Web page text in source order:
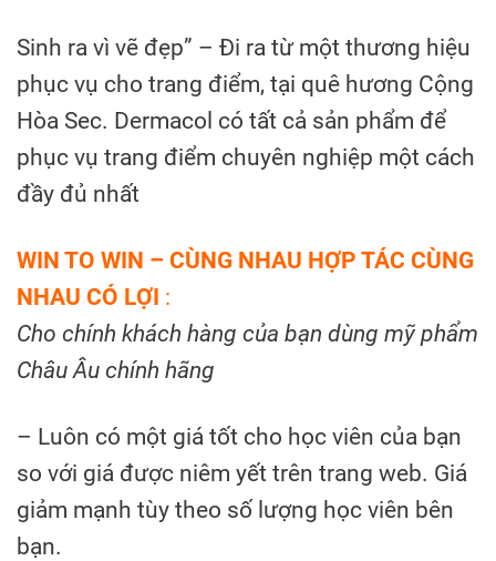
Sinh ra vì vẽ đẹp” – Đi ra từ một thương hiệu
phục vụ cho trang điểm, tại quê hương Cộng
Hòa Sec. Dermacol có tất cả sản phẩm để
phục vụ trang điểm chuyên nghiệp một cách
đầy đủ nhất
WIN TO WIN – CÙNG NHAU HỢP TÁC CÙNG
NHAU CÓ LỢI :
Cho chính khách hàng của bạn dùng mỹ phẩm
Châu Âu chính hãng
– Luôn có một giá tốt cho học viên của bạn
so với giá được niêm yết trên trang web. Giá
giảm mạnh tùy theo số lượng học viên bên
bạn.